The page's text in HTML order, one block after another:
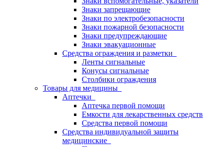
Знаки запрещающие
Знаки по электробезопасности
Знаки пожарной безопасности
Знаки предупреждающие
Знаки эвакуационные
Средства ограждения и разметки
Ленты сигнальные
Конусы сигнальные
Столбики ограждения
Товары для медицины
Аптечки
Аптечка первой помощи
Емкости для лекарственных средств
Средства первой помощи
Средства индивидуальной защиты
медицинские